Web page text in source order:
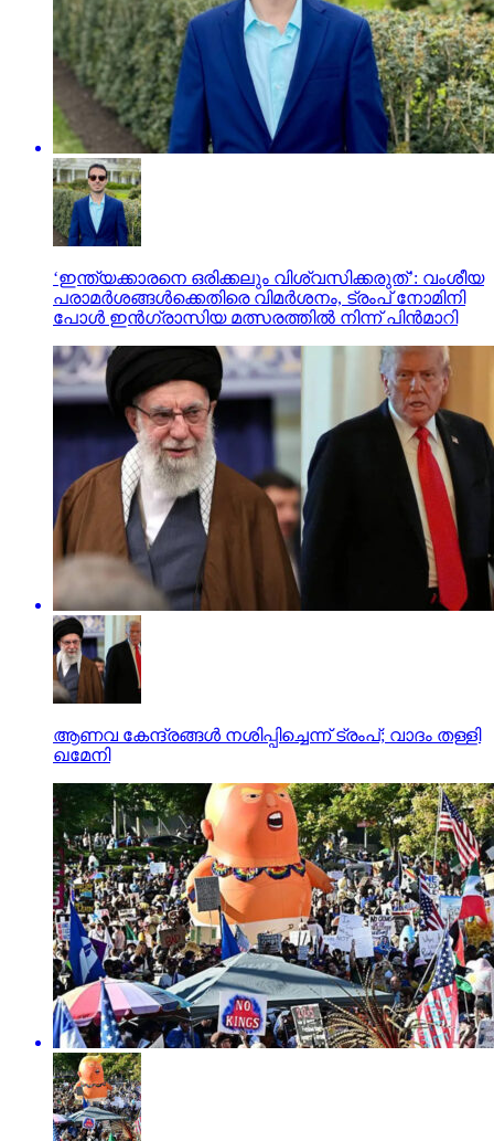
‘ഇന്ത്യക്കാരനെ ഒരിക്കലും വിശ്വസിക്കരുത്’: വംശീയ
പരാമര്‍ശങ്ങള്‍ക്കെതിരെ വിമര്‍ശനം, ട്രംപ് നോമിനി
പോള്‍ ഇന്‍ഗ്രാസിയ മത്സരത്തില്‍ നിന്ന് പിന്‍മാറി
ആണവ കേന്ദ്രങ്ങള്‍ നശിപ്പിച്ചെന്ന് ട്രംപ്; വാദം തള്ളി
ഖമേനി